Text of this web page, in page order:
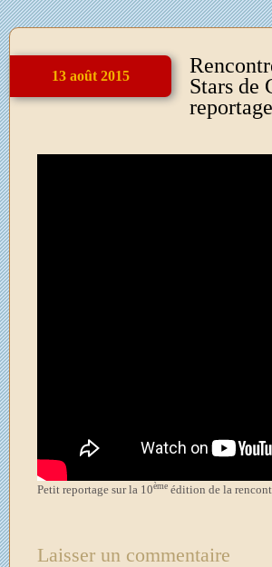
13 août 2015
Stars de
reportage
Petit reportage sur la 10ème édition de la
Laisser un commentaire